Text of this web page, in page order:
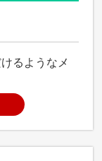
るようなメ